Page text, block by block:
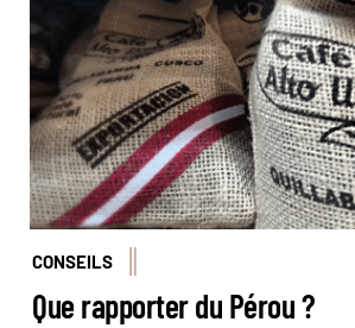
CONSEILS
Que rapporter du Pérou ?